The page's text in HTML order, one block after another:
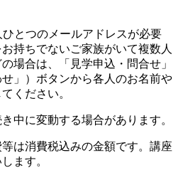
ひとつのメールアドレスが必要
持ちでないご家族がいて複数人
場合は、「見学申込・問合せ」
せ」）ボタンから各人のお名前や
ください。
中に変動する場合があります。
は消費税込みの金額です。講座
ます。